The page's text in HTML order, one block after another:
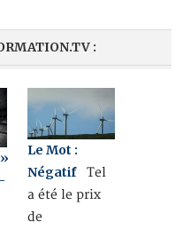
:
Le Mot :
NégatifTel
a été le prix
de